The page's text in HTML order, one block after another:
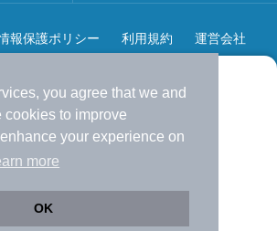
you agree that we and
cookies to improve
your experience on
more
OK
より使いやすくなった
アプリで物件探ししませんか？
サク動く地図で物件検索
報保護ポリシー 利用規約 運営会社
Lifestyle Co., Ltd.